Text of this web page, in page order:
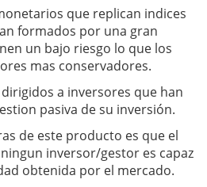
que replican indices
formados por una gran
un bajo riesgo lo que los
mas conservadores.
a inversores que han
pasiva de su inversión.
de este producto es que el
inversor/gestor es capaz
obtenida por el mercado.